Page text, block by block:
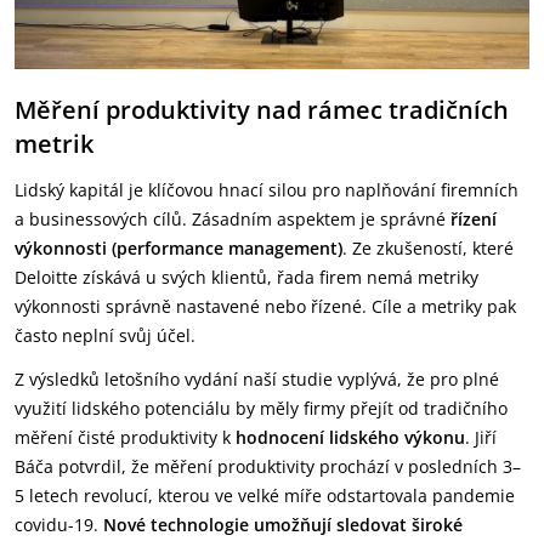
Měření produktivity nad rámec tradičních
metrik
Lidský kapitál je klíčovou hnací silou pro naplňování firemních
a businessových cílů. Zásadním aspektem je správné řízení
výkonnosti (performance management). Ze zkušeností, které
Deloitte získává u svých klientů, řada firem nemá metriky
výkonnosti správně nastavené nebo řízené. Cíle a metriky pak
často neplní svůj účel.
Z výsledků letošního vydání naší studie vyplývá, že pro plné
využití lidského potenciálu by měly firmy přejít od tradičního
měření čisté produktivity k hodnocení lidského výkonu. Jiří
Báča potvrdil, že měření produktivity prochází v posledních 3–
5 letech revolucí, kterou ve velké míře odstartovala pandemie
covidu-19. Nové technologie umožňují sledovat široké